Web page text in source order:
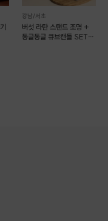
원하는 향료를 넣어 만드는 고체
강남/서초
버섯 라탄 스탠드 조명 +
동글동글 큐브캔들 SET